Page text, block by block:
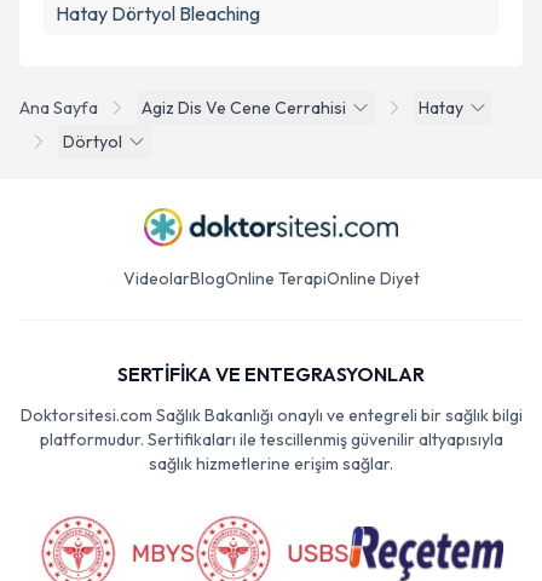
Ana Sayfa Agiz Dis Ve Cene Cerrahisi
Hatay
Dörtyol
Hatay Dörtyol Bleaching
VideolarBlogOnline TerapiOnline Diyet
SERTİFİKA VE ENTEGRASYONLAR
Doktorsitesi.com Sağlık Bakanlığı onaylı ve entegreli bir sağlık bilgi
platformudur. Sertifikaları ile tescillenmiş güvenilir altyapısıyla
sağlık hizmetlerine erişim sağlar.